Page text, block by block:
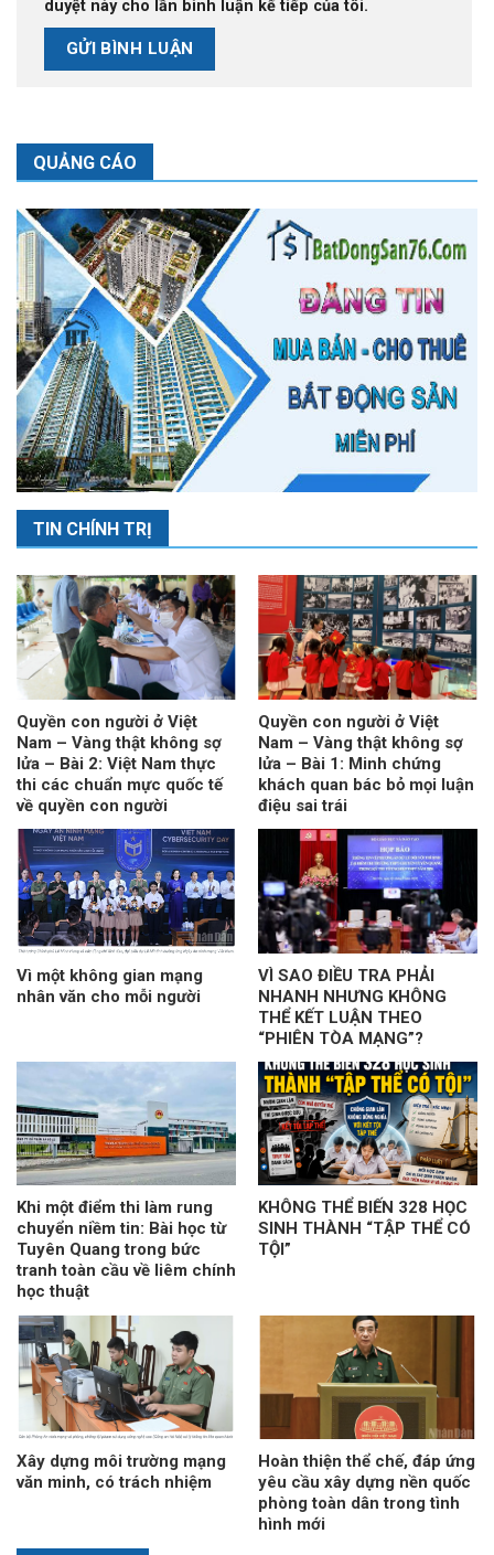
duyệt này cho lần bình luận kế tiếp của tôi.
QUẢNG CÁO
TIN CHÍNH TRỊ
Quyền con người ở Việt
Nam – Vàng thật không sợ
lửa – Bài 2: Việt Nam thực
thi các chuẩn mực quốc tế
về quyền con người
Quyền con người ở Việt
Nam – Vàng thật không sợ
lửa – Bài 1: Minh chứng
khách quan bác bỏ mọi luận
điệu sai trái
Vì một không gian mạng
nhân văn cho mỗi người
VÌ SAO ĐIỀU TRA PHẢI
NHANH NHƯNG KHÔNG
THỂ KẾT LUẬN THEO
“PHIÊN TÒA MẠNG”?
Khi một điểm thi làm rung
chuyển niềm tin: Bài học từ
Tuyên Quang trong bức
tranh toàn cầu về liêm chính
học thuật
KHÔNG THỂ BIẾN 328 HỌC
SINH THÀNH “TẬP THỂ CÓ
TỘI”
Xây dựng môi trường mạng
văn minh, có trách nhiệm
Hoàn thiện thể chế, đáp ứng
yêu cầu xây dựng nền quốc
phòng toàn dân trong tình
hình mới